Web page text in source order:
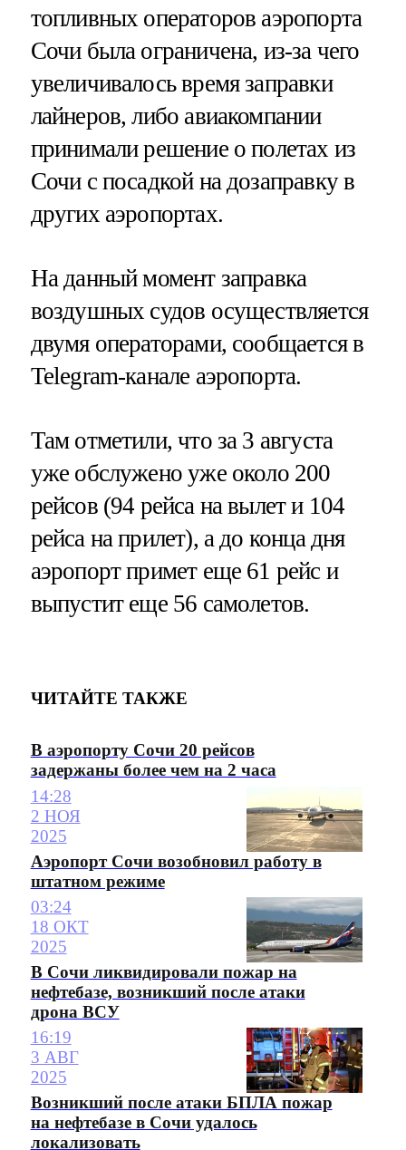
топливных операторов аэропорта
Сочи была ограничена, из-за чего
увеличивалось время заправки
лайнеров, либо авиакомпании
принимали решение о полетах из
Сочи с посадкой на дозаправку в
других аэропортах.
На данный момент заправка
воздушных судов осуществляется
двумя операторами, сообщается в
Telegram-канале аэропорта.
Там отметили, что за 3 августа
уже обслужено уже около 200
рейсов (94 рейса на вылет и 104
рейса на прилет), а до конца дня
аэропорт примет еще 61 рейс и
выпустит еще 56 самолетов.
ЧИТАЙТЕ ТАКЖЕ
В аэропорту Сочи 20 рейсов
задержаны более чем на 2 часа
14:28
2 НОЯ
2025
Аэропорт Сочи возобновил работу в
штатном режиме
03:24
18 ОКТ
2025
В Сочи ликвидировали пожар на
нефтебазе, возникший после атаки
дрона ВСУ
16:19
3 АВГ
2025
Возникший после атаки БПЛА пожар
на нефтебазе в Сочи удалось
локализовать